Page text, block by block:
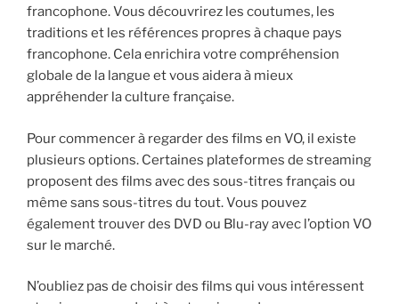
francophone. Vous découvrirez les coutumes, les
traditions et les références propres à chaque pays
francophone. Cela enrichira votre compréhension
globale de la langue et vous aidera à mieux
appréhender la culture française.
Pour commencer à regarder des films en VO, il existe
plusieurs options. Certaines plateformes de streaming
proposent des films avec des sous-titres français ou
même sans sous-titres du tout. Vous pouvez
également trouver des DVD ou Blu-ray avec l’option VO
sur le marché.
N’oubliez pas de choisir des films qui vous intéressent